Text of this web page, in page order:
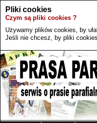
Pliki cookies
Czym są pliki cookies ?
Używamy plików cookies, by
Jeśli nie chcesz, by pliki